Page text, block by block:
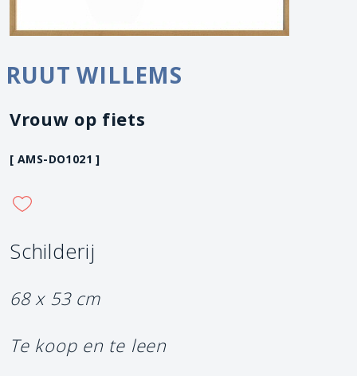
RUUT WILLEMS
Vrouw op fiets
[ AMS-DO1021 ]
Schilderij
68 x 53 cm
Te koop en te leen